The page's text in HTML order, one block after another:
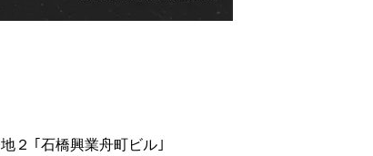
２ ｢石橋興業舟町ビル｣